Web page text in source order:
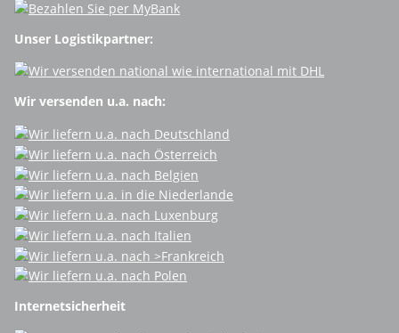
Unser Logistikpartner:
Wir versenden u.a. nach:
Internetsicherheit